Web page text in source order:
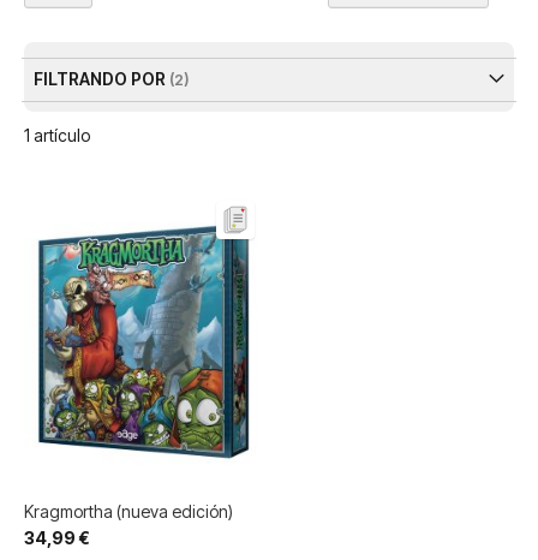
1 artículo
Kragmortha (nueva edición)
34,99 €
FILTRANDO POR